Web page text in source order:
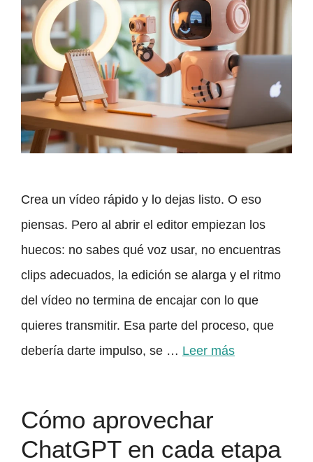
Crea un vídeo rápido y lo dejas listo. O eso
piensas. Pero al abrir el editor empiezan los
huecos: no sabes qué voz usar, no encuentras
clips adecuados, la edición se alarga y el ritmo
del vídeo no termina de encajar con lo que
quieres transmitir. Esa parte del proceso, que
debería darte impulso, se … Leer más
Cómo aprovechar
ChatGPT en cada etapa